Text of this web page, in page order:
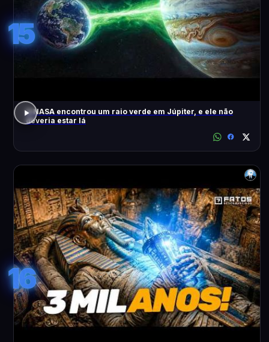
15
A NASA encontrou um raio verde em Júpiter, e ele não
deveria estar lá
16